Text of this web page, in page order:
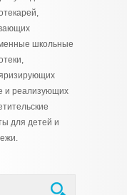
школьные
и реализующих
для детей и